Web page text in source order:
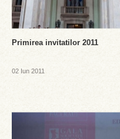
Primirea invitatilor 2011
02 Iun 2011